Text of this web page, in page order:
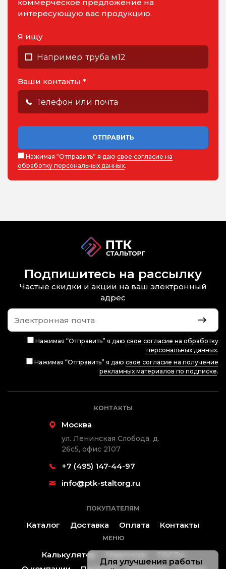
коммерческое предложение на
интересующую вас продукцию.
Я ищу
Ваши контакты *
ОТПРАВИТЬ
Нажимая “Отправить” я даю свое согласие на
обработку персональных данных.
Подпишитесь на рассылку
Частые скидки и акции на ваш электронный
адрес
Нажимая “Отправить” я даю свое согласие на обработку
персональных данных.
Нажимая “Отправить” я даю свое согласие на получение
рекламных материалов по подписке.
КОНТАКТЫ
Москва
ул. Ленинская Слобода, д.
26с5, офис 2107
+7 (495) 147-44-97
info@ptk-staltorg.ru
ПОКУПАТЕЛЯМ
Каталог Доставка Оплата Контакты
МЕНЮ
Калькулятор Марочник
ГОСТы
Для улучшения работы